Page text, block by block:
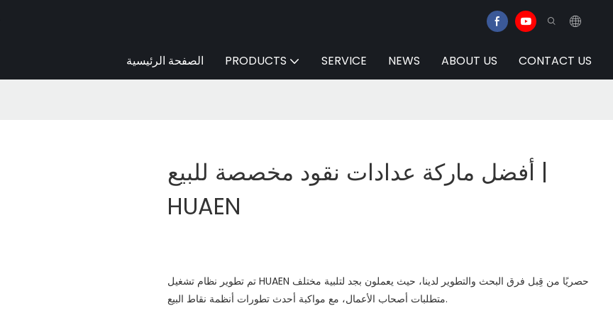
الصفحة الرئيسية PRODUCTS SERVICE NEWS ABOUT US CONTACT US
أفضل ماركة عدادات نقود مخصصة للبيع |
HUAEN
تم تطوير نظام تشغيل HUAEN حصريًا من قِبل فرق البحث والتطوير لدينا، حيث يعملون بجد لتلبية مختلف
متطلبات أصحاب الأعمال، مع مواكبة أحدث تطورات أنظمة نقاط البيع.